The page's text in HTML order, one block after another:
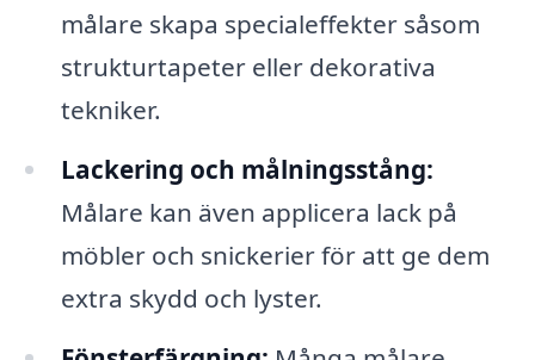
målare skapa specialeffekter såsom
strukturtapeter eller dekorativa
tekniker.
Lackering och målningsstång:
Målare kan även applicera lack på
möbler och snickerier för att ge dem
extra skydd och lyster.